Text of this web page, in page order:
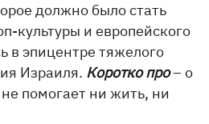
должно было стать
культуры и европейского
в эпицентре тяжелого
Израиля. Коротко про– о
помогает ни жить, ни